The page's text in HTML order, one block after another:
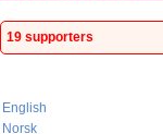
19 supporters
English
Norsk